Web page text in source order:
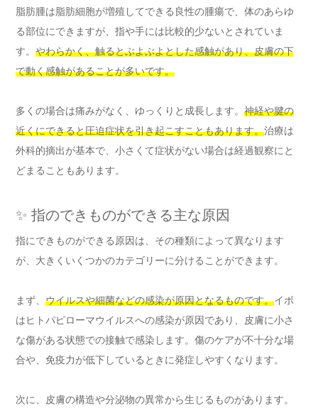
脂肪腫は脂肪細胞が増殖してできる良性の腫瘍で、体のあらゆ
る部位にできますが、指や手には比較的少ないとされていま
す。 やわらかく、触るとぶよぶよとした感触があり、皮膚の下
で動く感触があることが多いです。
多くの場合は痛みがなく、ゆっくりと成長します。 神経や腱の
近くにできると圧迫症状を引き起こすこともあります。治療は
外科的摘出が基本で、小さくて症状がない場合は経過観察にと
どまることもあります。
✨ 指のできものができる主な原因
指にできものができる原因は、その種類によって異なります
が、大きくいくつかのカテゴリーに分けることができます。
まず、 ウイルスや細菌などの感染が原因となるものです。イボ
はヒトパピローマウイルスへの感染が原因であり、皮膚に小さ
な傷がある状態での接触で感染します。傷のケアが不十分な場
合や、免疫力が低下しているときに発症しやすくなります。
次に、皮膚の構造や分泌物の異常から生じるものがあります。